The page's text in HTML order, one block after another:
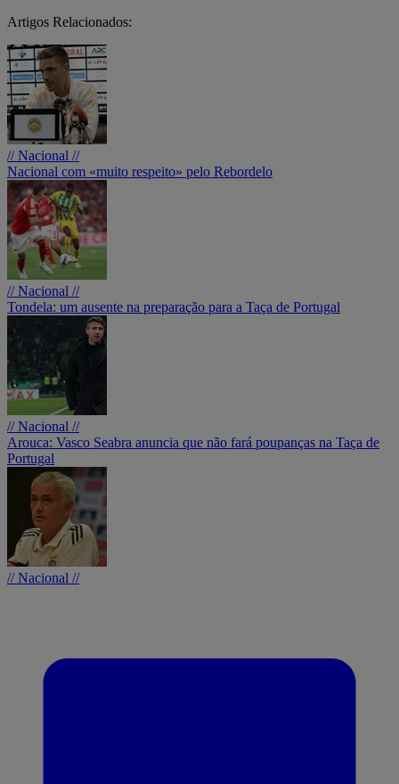
Artigos Relacionados:
// Nacional //
Nacional com «muito respeito» pelo Rebordelo
// Nacional //
Tondela: um ausente na preparação para a Taça de Portugal
// Nacional //
Arouca: Vasco Seabra anuncia que não fará poupanças na Taça de
Portugal
// Nacional //